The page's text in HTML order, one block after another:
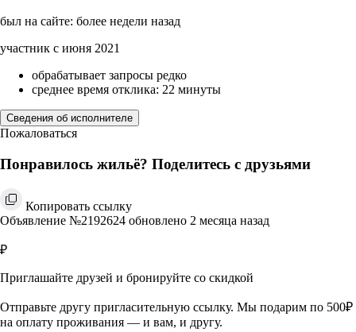
был на сайте: более недели назад
участник с июня 2021
обрабатывает запросы редко
среднее время отклика: 22 минуты
Сведения об исполнителе
Пожаловаться
Понравилось жильё? Поделитесь с друзьями
Копировать ссылку
Объявление №2192624 обновлено 2 месяца назад
₽
Приглашайте друзей и бронируйте со скидкой
Отправьте другу пригласительную ссылку. Мы подарим по 500₽
на оплату проживания — и вам, и другу.